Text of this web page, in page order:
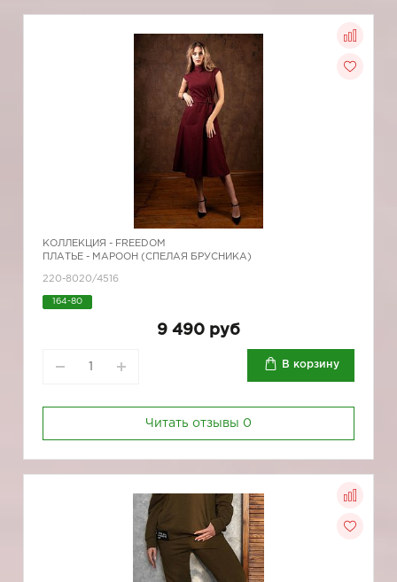
КОЛЛЕКЦИЯ - FREEDOM
ПЛАТЬЕ - МАРООН (СПЕЛАЯ БРУСНИКА)
220-8020/4516
164-80
9 490 руб
В корзину
Читать отзывы 0